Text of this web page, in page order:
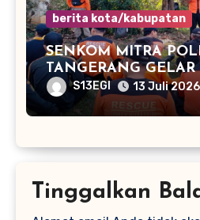
berita kota/kabupatan
SENKOM MITRA
TANGERANG
SARS13EGI 13 Juli 2026
Tinggalkan